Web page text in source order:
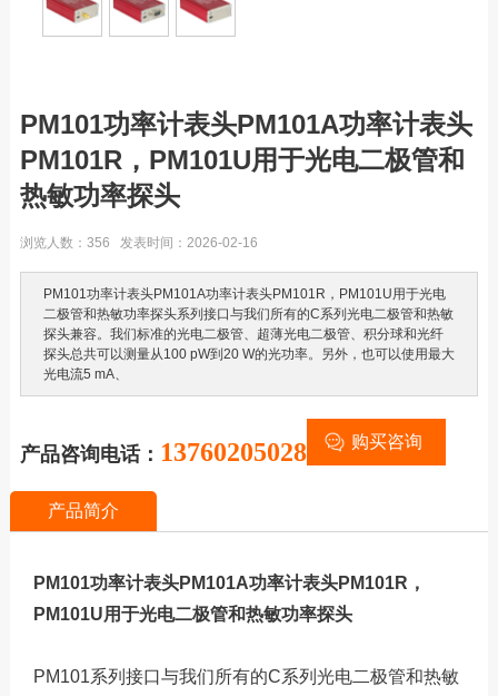
PM101功率计表头PM101A功率计表头
PM101R，PM101U用于光电二极管和
热敏功率探头
浏览人数：356 发表时间：2026-02-16
PM101功率计表头PM101A功率计表头PM101R，PM101U用于光电
二极管和热敏功率探头系列接口与我们所有的C系列光电二极管和热敏
探头兼容。我们标准的光电二极管、超薄光电二极管、积分球和光纤
探头总共可以测量从100 pW到20 W的光功率。另外，也可以使用最大
光电流5 mA、
产品咨询电话： 13760205028 购买咨询
产品简介
PM101功率计表头PM101A功率计表头PM101R，
PM101U用于光电二极管和热敏功率探头
PM101系列接口与我们所有的C系列光电二极管和热敏